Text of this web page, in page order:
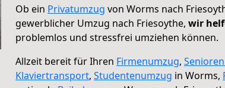
Ob ein Privatumzug von Worms nach
gewerblicher Umzug nach Friesoythe, wir
problemlos und stressfrei umziehen können.
Allzeit bereit für Ihren Firmenumzug,
Klaviertransport, Studentenumzug in Worms,